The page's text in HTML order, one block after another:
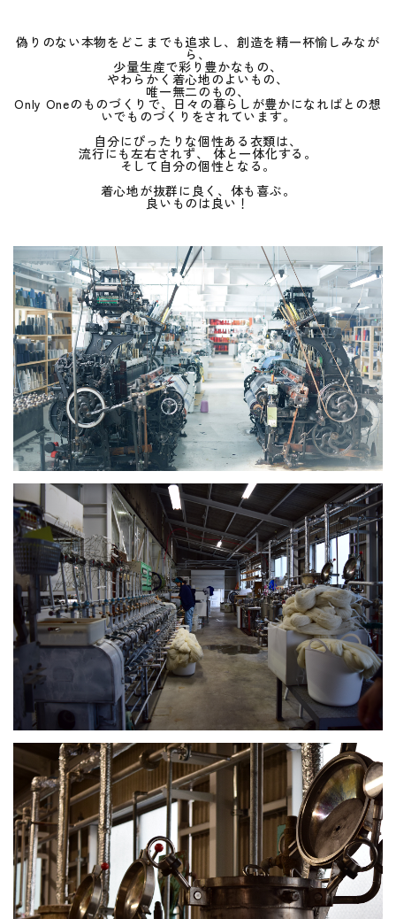
偽りのない本物をどこまでも追求し、創造を精一杯愉しみなが
ら、
少量生産で彩り豊かなもの、
やわらかく着心地のよいもの、
唯一無二のもの、
Only Oneのものづくりで、日々の暮らしが豊かになればとの想
いでものづくりをされています。
自分にぴったりな個性ある衣類は、
流行にも左右されず、 体と一体化する。
そして自分の個性となる。
着心地が抜群に良く、体も喜ぶ。
良いものは良い！